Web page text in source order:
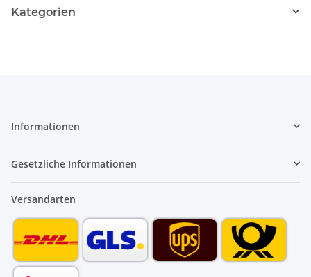
Kategorien
Informationen
Gesetzliche Informationen
Versandarten